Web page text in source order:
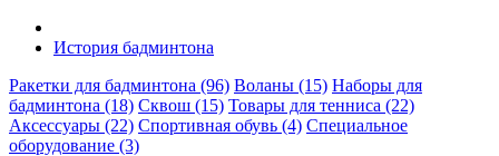
История бадминтона
Ракетки для бадминтона (96) Воланы (15) Наборы для
бадминтона (18) Сквош (15) Товары для тенниса (22)
Аксессуары (22) Спортивная обувь (4) Специальное
оборудование (3)